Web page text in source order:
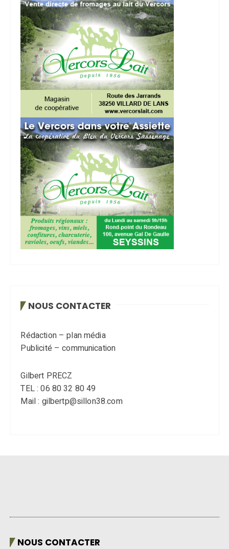
NOUS CONTACTER
Rédaction – plan média
Publicité – communication
Gilbert PRECZ
TEL : 06 80 32 80 49
Mail : gilbertp@sillon38.com
NOUS CONTACTER